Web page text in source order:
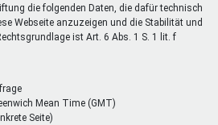
die folgenden Daten, die dafür technisch
Webseite anzuzeigen und die Stabilität und
ist Art. 6 Abs. 1 S. 1 lit. f
Mean Time (GMT)
Seite)